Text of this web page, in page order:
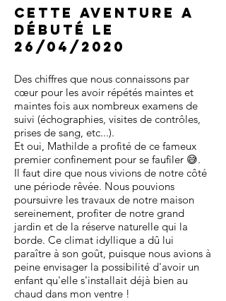
Cette aventure a
débuté le
26/04/2020
Des chiffres que nous connaissons par
cœur pour les avoir répétés maintes et
maintes fois aux nombreux examens de
suivi (échographies, visites de contrôles,
prises de sang, etc...).
Et oui, Mathilde a profité de ce fameux
premier confinement pour se faufiler 😅.
Il faut dire que nous vivions de notre côté
une période rêvée. Nous pouvions
poursuivre les travaux de notre maison
sereinement, profiter de notre grand
jardin et de la réserve naturelle qui la
borde. Ce climat idyllique a dû lui
paraître à son goût, puisque nous avions à
peine envisager la possibilité d'avoir un
enfant qu'elle s'installait déjà bien au
chaud dans mon ventre !